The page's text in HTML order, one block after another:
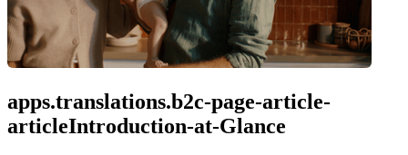
apps.translations.b2c-page-article-
articleIntroduction-at-Glance